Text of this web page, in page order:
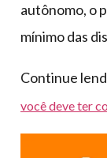
autônomo, o
mínimo das
Continue
você deve ter